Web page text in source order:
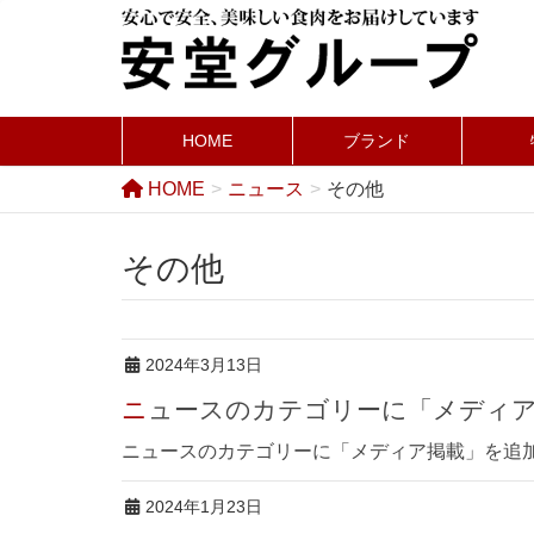
HOME ブランド
HOME ニュース その他
その他
2024年3月13日
ニュースのカテゴリーに「メデ
ニュースのカテゴリーに「メディア掲載」を追
2024年1月23日